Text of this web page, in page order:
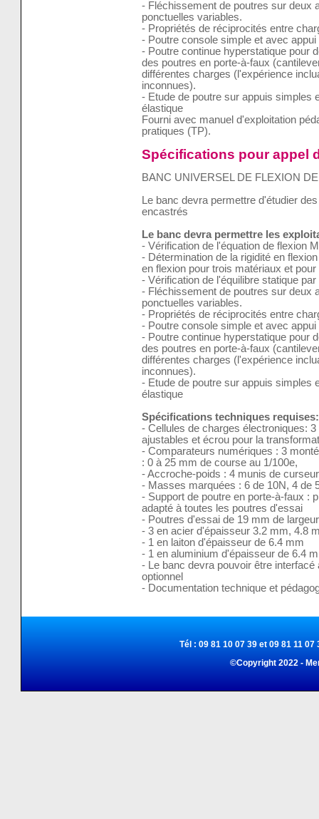
- Fléchissement de poutres sur deux
ponctuelles variables.
- Propriétés de réciprocités entre
- Poutre console simple et avec
- Poutre continue hyperstatique pour
des poutres en porte-à-faux
différentes charges (l'expérience
inconnues).
- Etude de poutre sur appuis simples
élastique
Fourni avec manuel d'exploitation
pratiques (TP).
Spécifications pour appel
BANC UNIVERSEL DE FLEXION
Le banc devra permettre d'étudier
encastrés
Le banc devra permettre les
- Vérification de l'équation de flexion
- Détermination de la rigidité en
en flexion pour trois matériaux et
- Vérification de l'équilibre statique
- Fléchissement de poutres sur deux
ponctuelles variables.
- Propriétés de réciprocités entre
- Poutre console simple et avec
- Poutre continue hyperstatique pour
des poutres en porte-à-faux
différentes charges (l'expérience
inconnues).
- Etude de poutre sur appuis simples
élastique
Spécifications techniques requises:
- Cellules de charges électroniques:
ajustables et écrou pour la
- Comparateurs numériques : 3
: 0 à 25 mm de course au 1/100e,
- Accroche-poids : 4 munis de curseur
- Masses marquées : 6 de 10N, 4 de
- Support de poutre en porte-à-faux :
adapté à toutes les poutres d'essai
- Poutres d'essai de 19 mm de
- 3 en acier d'épaisseur 3.2 mm, 4.8
- 1 en laiton d'épaisseur de 6.4 mm
- 1 en aluminium d'épaisseur de 6.4
- Le banc devra pouvoir être
optionnel
- Documentation technique et
Tél : 09 81 10 07 39 et 09 81 11
©Copyright 2022 -